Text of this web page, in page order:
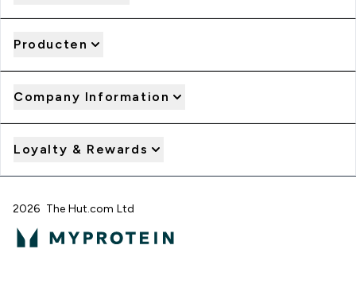
Producten
Company Information
Loyalty & Rewards
2026 The Hut.com Ltd